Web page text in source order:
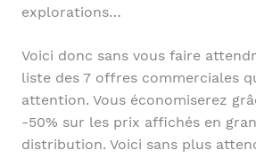
explorations…
Voici donc sans vous faire
liste des 7 offres commerciales
attention. Vous économiserez
-50% sur les prix affichés en
distribution. Voici sans plus